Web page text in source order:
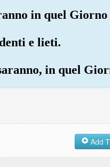
in quel
e lieti.
in quel